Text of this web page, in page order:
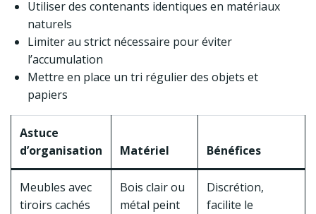
Utiliser des contenants identiques en matériaux
naturels
Limiter au strict nécessaire pour éviter
l’accumulation
Mettre en place un tri régulier des objets et
papiers
Astuce
d’organisation
Matériel Bénéfices
Meubles avec
tiroirs cachés
Bois clair ou
métal peint
Discrétion,
facilite le